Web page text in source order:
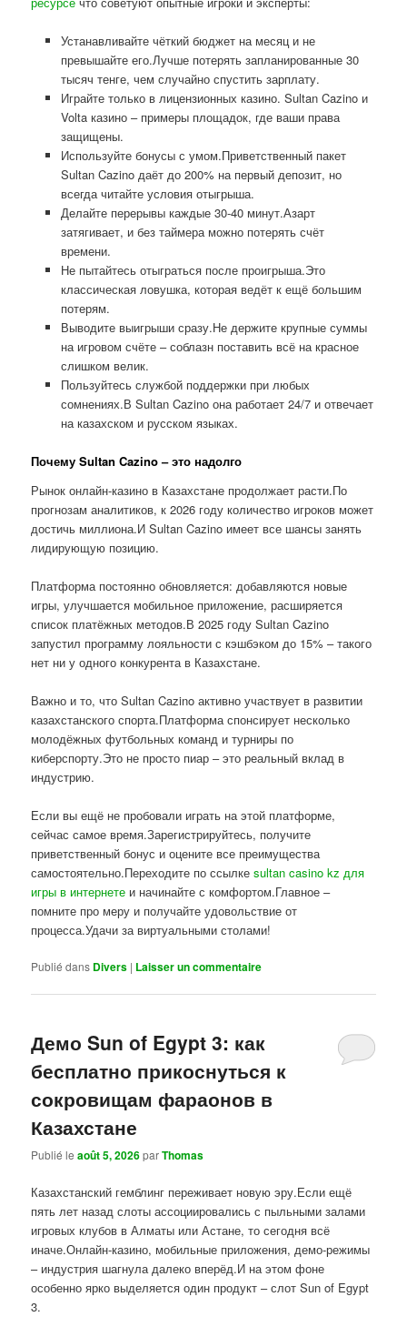
Устанавливайте чёткий бюджет на месяц и не
превышайте его.Лучше потерять запланированные 30
тысяч тенге, чем случайно спустить зарплату.
Играйте только в лицензионных казино. Sultan Cazino и
Volta казино – примеры площадок, где ваши права
защищены.
Используйте бонусы с умом.Приветственный пакет
Sultan Cazino даёт до 200% на первый депозит, но
всегда читайте условия отыгрыша.
Делайте перерывы каждые 30-40 минут.Азарт
затягивает, и без таймера можно потерять счёт
времени.
Не пытайтесь отыграться после проигрыша.Это
классическая ловушка, которая ведёт к ещё большим
потерям.
Выводите выигрыши сразу.Не держите крупные суммы
на игровом счёте – соблазн поставить всё на красное
слишком велик.
Пользуйтесь службой поддержки при любых
сомнениях.В Sultan Cazino она работает 24/7 и отвечает
на казахском и русском языках.
Почему Sultan Cazino – это надолго
Рынок онлайн-казино в Казахстане продолжает расти.По
прогнозам аналитиков, к 2026 году количество игроков может
достичь миллиона.И Sultan Cazino имеет все шансы занять
лидирующую позицию.
Платформа постоянно обновляется: добавляются новые
игры, улучшается мобильное приложение, расширяется
список платёжных методов.В 2025 году Sultan Cazino
запустил программу лояльности с кэшбэком до 15% – такого
нет ни у одного конкурента в Казахстане.
Важно и то, что Sultan Cazino активно участвует в развитии
казахстанского спорта.Платформа спонсирует несколько
молодёжных футбольных команд и турниры по
киберспорту.Это не просто пиар – это реальный вклад в
индустрию.
Если вы ещё не пробовали играть на этой платформе,
сейчас самое время.Зарегистрируйтесь, получите
приветственный бонус и оцените все преимущества
самостоятельно.Переходите по ссылкеsultan casino kz для
игры в интернете и начинайте с комфортом.Главное –
помните про меру и получайте удовольствие от
процесса.Удачи за виртуальными столами!
Publié dans Divers | Laisser un commentaire
Демо Sun of Egypt 3: как
бесплатно прикоснуться к
сокровищам фараонов в
Казахстане
Publié leaoût 5, 2026parThomas
Казахстанский гемблинг переживает новую эру.Если ещё
пять лет назад слоты ассоциировались с пыльными залами
игровых клубов в Алматы или Астане, то сегодня всё
иначе.Онлайн-казино, мобильные приложения, демо-режимы
– индустрия шагнула далеко вперёд.И на этом фоне
особенно ярко выделяется один продукт – слот Sun of Egypt
3.